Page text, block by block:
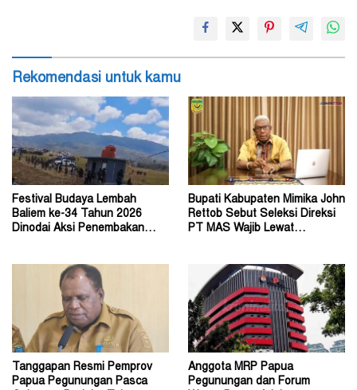
Rekomendasi untuk kamu
Festival Budaya Lembah
Baliem ke-34 Tahun 2026
Dinodai Aksi Penembakan
Bupati Kabupaten Mimika John
Rettob Sebut Seleksi Direksi
PT MAS Wajib Lewat
Tanggapan Resmi Pemprov
Papua Pegunungan Pasca
Anggota MRP Papua
Pegunungan dan Forum